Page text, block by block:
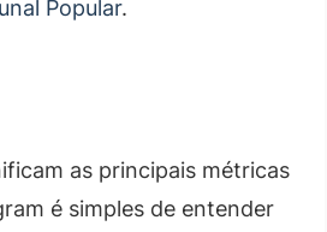
Popular.
as principais métricas
é simples de entender